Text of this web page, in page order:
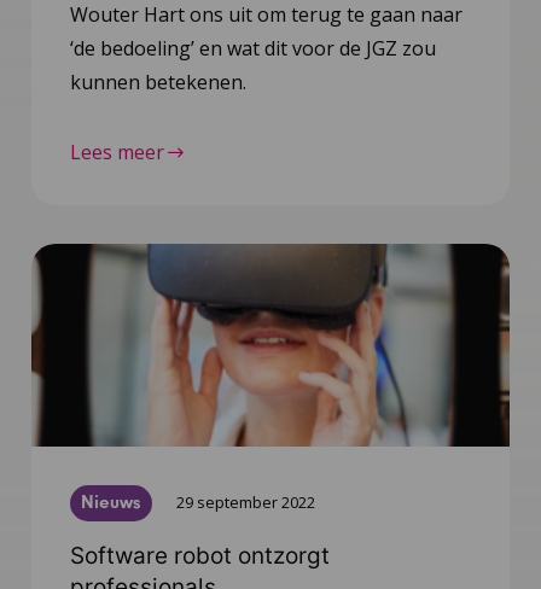
Wouter Hart ons uit om terug te gaan naar
‘de bedoeling’ en wat dit voor de JGZ zou
kunnen betekenen.
Lees meer
Nieuws 29 september 2022
Software robot ontzorgt